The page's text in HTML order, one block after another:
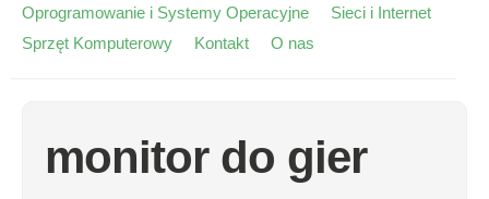
Oprogramowanie i Systemy Operacyjne
Sieci i Internet
Sprzęt Komputerowy
Kontakt O nas
monitor do gier